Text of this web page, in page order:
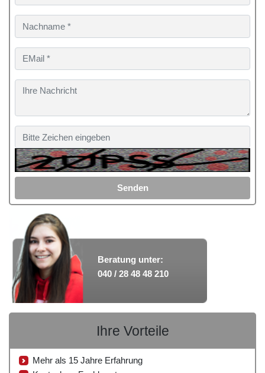
Senden
Beratung unter:
040 / 28 48 48 210
Ihre Vorteile
Mehr als 15 Jahre Erfahrung